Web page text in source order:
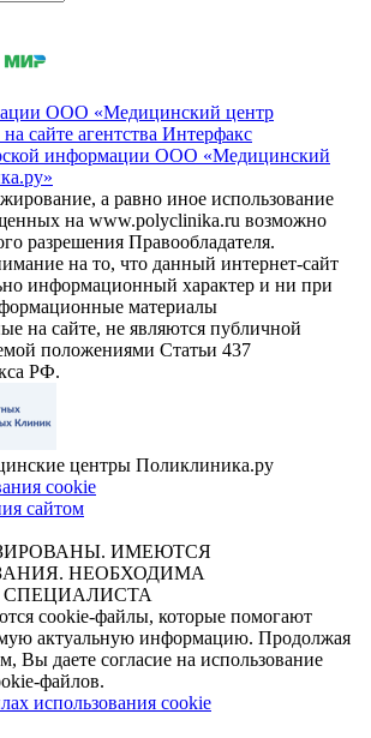
ООО «Медицинский центр
сайте агентства Интерфакс
информации ООО «Медицинский
а равно иное использование
на www.polyclinika.ru возможно
разрешения Правообладателя.
на то, что данный интернет-сайт
информационный характер и ни при
материалы
на сайте, не являются публичной
положениями Статьи 437
РФ.
центры Поликлиника.ру
cookie
сайтом
ИМЕЮТСЯ
НЕОБХОДИМА
cookie-файлы, которые помогают
актуальную информацию. Продолжая
Вы даете согласие на использование
файлов.
использования cookie